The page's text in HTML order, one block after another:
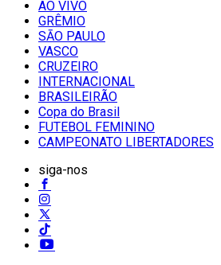
AO VIVO
GRÊMIO
SĀO PAULO
VASCO
CRUZEIRO
INTERNACIONAL
BRASILEIRÃO
Copa do Brasil
FUTEBOL FEMININO
CAMPEONATO LIBERTADORES
siga-nos